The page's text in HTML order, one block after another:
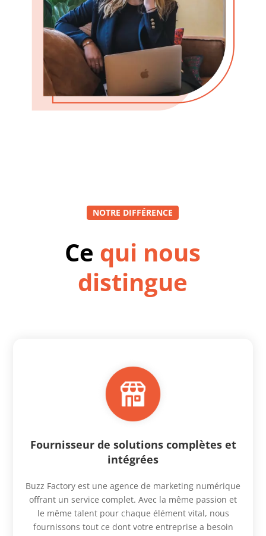
NOTRE DIFFÉRENCE
Ce qui nous
distingue
Fournisseur de solutions complètes et
intégrées
Buzz Factory est une agence de marketing numérique
offrant un service complet. Avec la même passion et
le même talent pour chaque élément vital, nous
fournissons tout ce dont votre entreprise a besoin